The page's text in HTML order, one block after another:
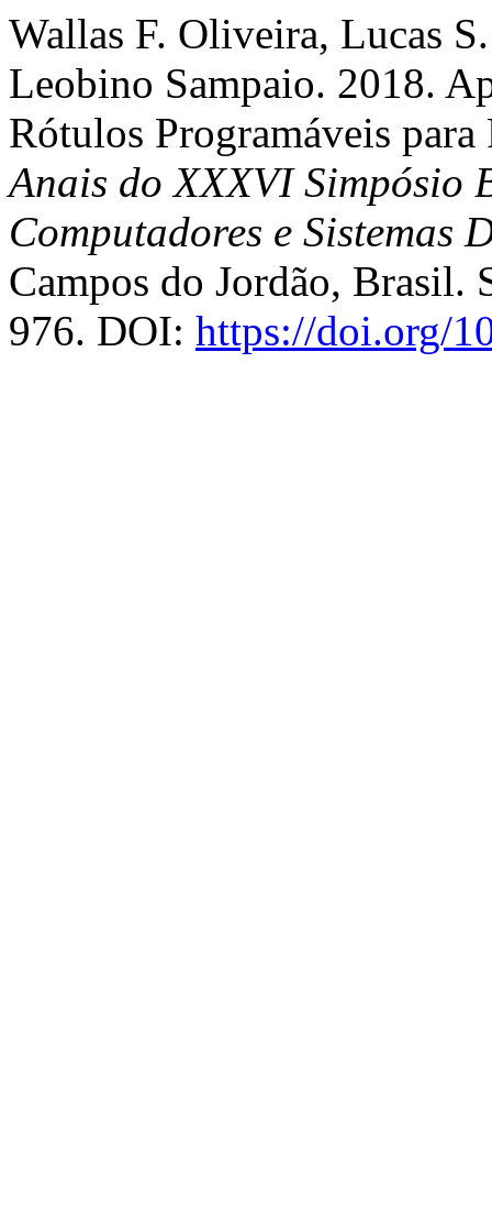
Wallas F. Oliveira, Lucas
Leobino Sampaio. 2018.
Rótulos Programáveis
Anais do XXXVI Simpósio
Computadores e Sistemas
Campos do Jordão,
976. DOI: https://doi.org/